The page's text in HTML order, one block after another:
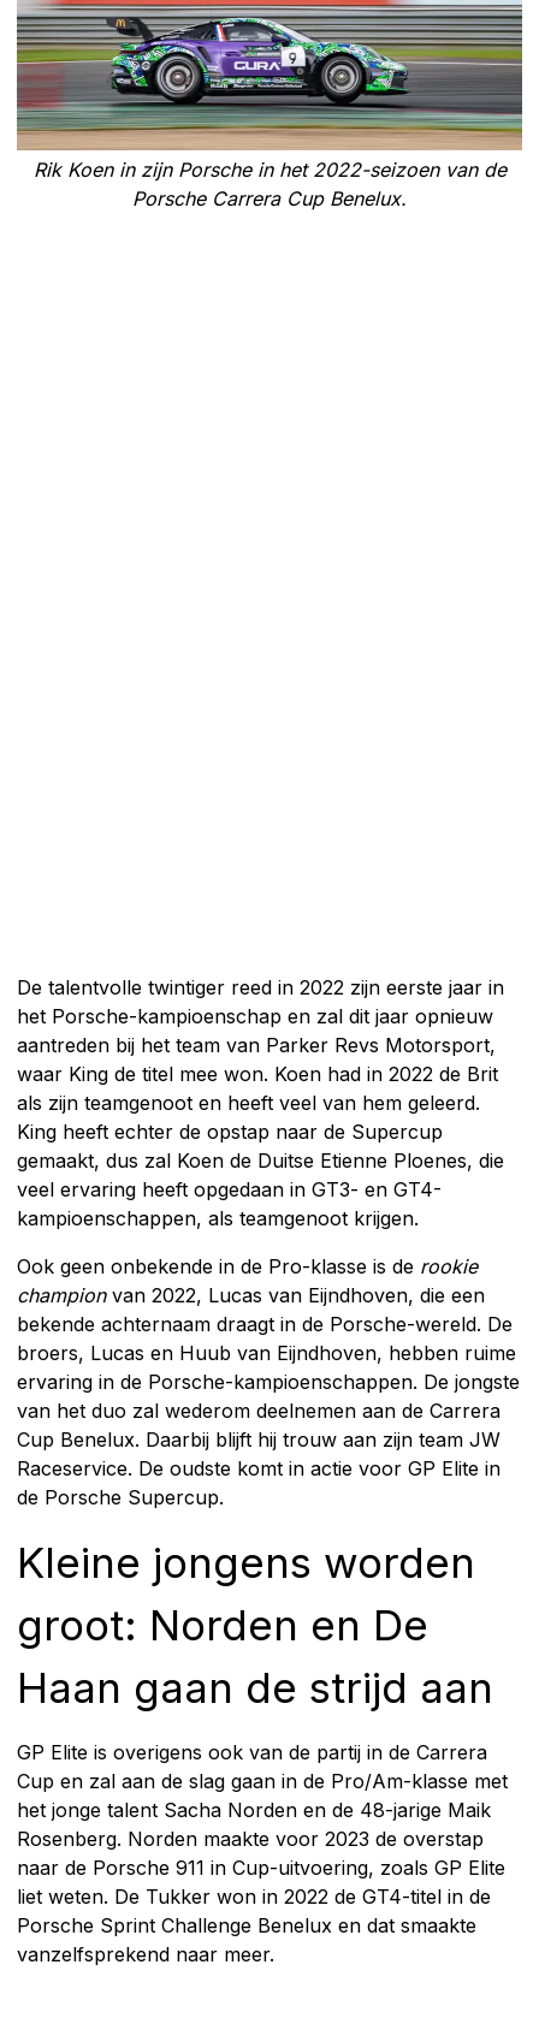
Rik Koen in zijn Porsche in het 2022-seizoen van de
Porsche Carrera Cup Benelux.
De talentvolle twintiger reed in 2022 zijn eerste jaar in
het Porsche-kampioenschap en zal dit jaar opnieuw
aantreden bij het team van Parker Revs Motorsport,
waar King de titel mee won. Koen had in 2022 de Brit
als zijn teamgenoot en heeft veel van hem geleerd.
King heeft echter de opstap naar de Supercup
gemaakt, dus zal Koen de Duitse Etienne Ploenes, die
veel ervaring heeft opgedaan in GT3- en GT4-
kampioenschappen, als teamgenoot krijgen.
Ook geen onbekende in de Pro-klasse is de rookie
championvan 2022, Lucas van Eijndhoven, die een
bekende achternaam draagt in de Porsche-wereld. De
broers, Lucas en Huub van Eijndhoven, hebben ruime
ervaring in de Porsche-kampioenschappen. De jongste
van het duo zal wederom deelnemen aan de Carrera
Cup Benelux. Daarbij blijft hij trouw aan zijn team JW
Raceservice. De oudste komt in actie voor GP Elite in
de Porsche Supercup.
Kleine jongens worden
groot: Norden en De
Haan gaan de strijd aan
GP Elite is overigens ook van de partij in de Carrera
Cup en zal aan de slag gaan in de Pro/Am-klasse met
het jonge talent Sacha Norden en de 48-jarige Maik
Rosenberg. Norden maakte voor 2023 de overstap
naar de Porsche 911 in Cup-uitvoering, zoals GP Elite
liet weten. De Tukker won in 2022 de GT4-titel in de
Porsche Sprint Challenge Benelux en dat smaakte
vanzelfsprekend naar meer.